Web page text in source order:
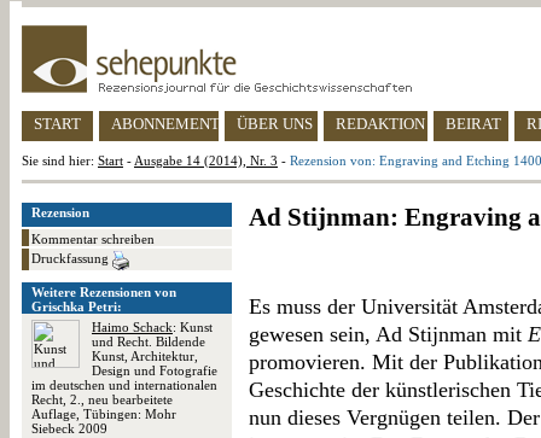
START ABONNEMENT ÜBER UNS REDAKTION BEIRAT
Sie sind hier: Start - Ausgabe 14 (2014), Nr. 3 - Rezension von: Engraving and Etching
Rezension
Kommentar schreiben
Druckfassung
Weitere Rezensionen von
Grischka Petri:
Haimo Schack: Kunst
und Recht. Bildende
Kunst, Architektur,
Design und Fotografie
im deutschen und internationalen
Recht, 2., neu bearbeitete
Auflage, Tübingen: Mohr
Siebeck 2009
Ad Stijnman: Engraving
Es muss der Universität
gewesen sein, Ad Stijnman mit
promovieren. Mit der
Geschichte der künstlerischen
nun dieses Vergnügen teilen.